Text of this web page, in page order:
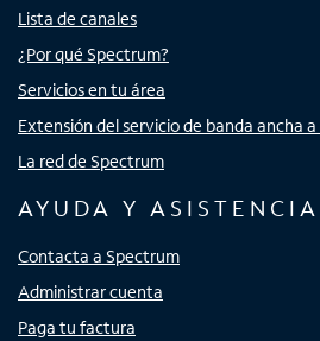
Lista de canales
¿Por qué Spectrum?
Servicios en tu área
Extensión del servicio de banda ancha
La red de Spectrum
AYUDA Y
Contacta a Spectrum
Administrar cuenta
Paga tu factura